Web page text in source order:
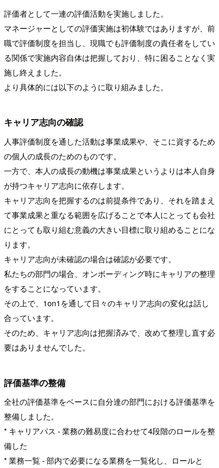
評価者として一連の評価活動を実施しました。
マネージャーとしての評価実施は初体験ではありますが、前
職で評価制度を担当し、現職でも評価制度の責任者をしてい
る関係で実施内容自体は把握しており、特に困ることなく実
施し終えました。
より具体的には以下のように取り組みました。
キャリア志向の確認
人事評価制度を通した活動は事業成果や、そこに資するため
の個人の成長のためのものです。
一方で、本人の成長の動機は事業成果というよりは本人自身
が持つキャリア志向に依存します。
キャリア志向を把握するのは前提条件であり、それを踏まえ
て事業成果と重なる範囲を広げることで本人にとっても会社
にとっても取り組む意義の大きい目標に取り組めることにな
ります。
キャリア志向が未確認の場合は確認が必要です。
私たちの部門の場合、オンボーディング時にキャリアの整理
をすることになっています。
その上で、1on1を通して日々のキャリア志向の変化は話し
合っています。
そのため、キャリア志向は把握済みで、改めて整理し直す必
要はありませんでした。
評価基準の整備
全社の評価基準をベースに自分達の部門における評価基準を
整備しました。
* キャリアパス - 業務の難易度に合わせて4段階のロールを整
備した
* 業務一覧 - 部内で必要になる業務を一覧化し、ロールと